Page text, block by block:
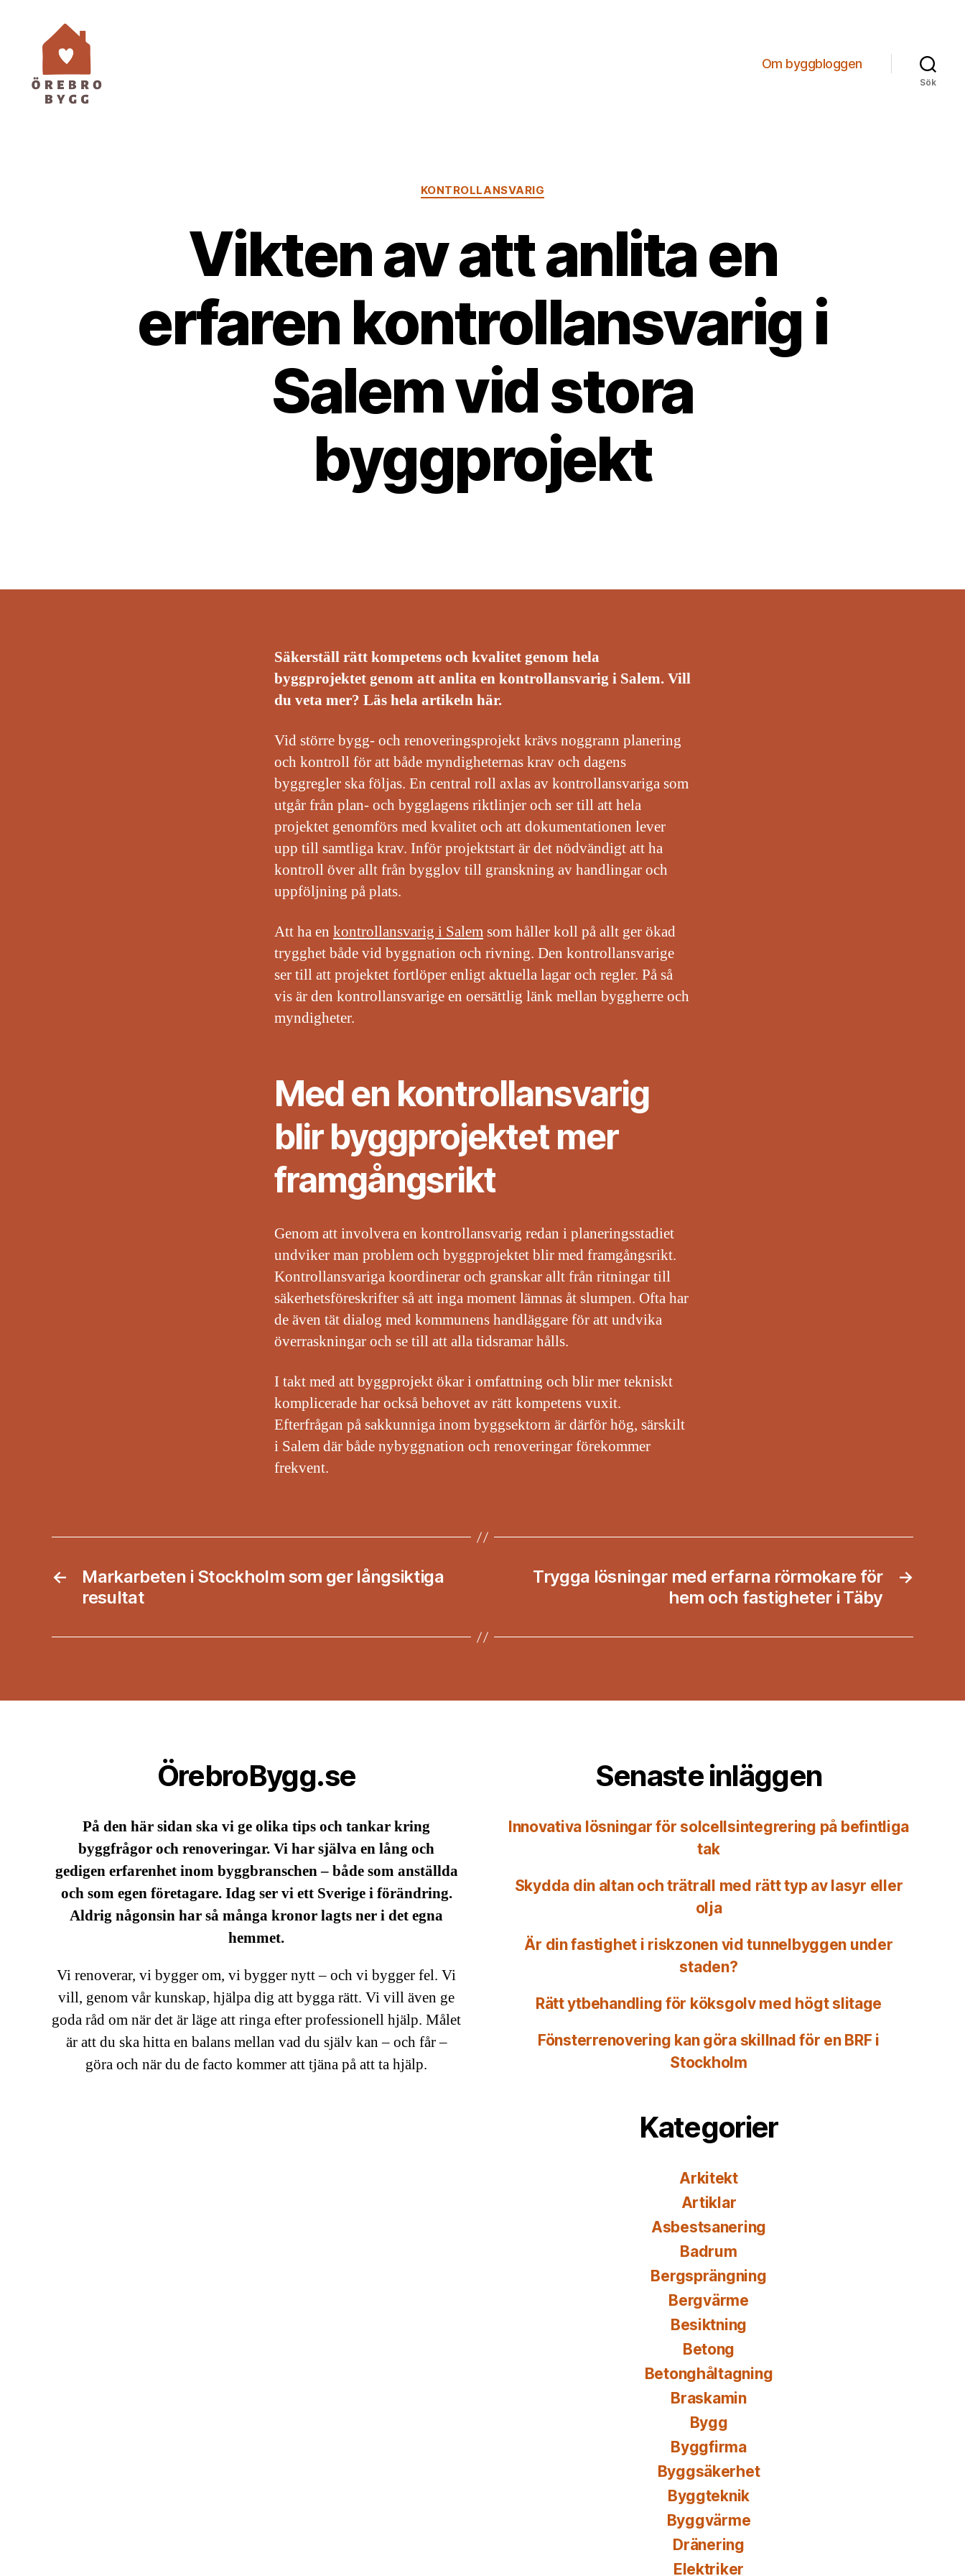
Om byggbloggen
Sök
Kategorier
KONTROLLANSVARIG
Vikten av att anlita en
erfaren kontrollansvarig i
Salem vid stora
byggprojekt
Säkerställ rätt kompetens och kvalitet genom hela
byggprojektet genom att anlita en kontrollansvarig i Salem. Vill
du veta mer? Läs hela artikeln här.
Vid större bygg- och renoveringsprojekt krävs noggrann planering
och kontroll för att både myndigheternas krav och dagens
byggregler ska följas. En central roll axlas av kontrollansvariga som
utgår från plan- och bygglagens riktlinjer och ser till att hela
projektet genomförs med kvalitet och att dokumentationen lever
upp till samtliga krav. Inför projektstart är det nödvändigt att ha
kontroll över allt från bygglov till granskning av handlingar och
uppföljning på plats.
Att ha en kontrollansvarig i Salemsom håller koll på allt ger ökad
trygghet både vid byggnation och rivning. Den kontrollansvarige
ser till att projektet fortlöper enligt aktuella lagar och regler. På så
vis är den kontrollansvarige en oersättlig länk mellan byggherre och
myndigheter.
Med en kontrollansvarig
blir byggprojektet mer
framgångsrikt
Genom att involvera en kontrollansvarig redan i planeringsstadiet
undviker man problem och byggprojektet blir med framgångsrikt.
Kontrollansvariga koordinerar och granskar allt från ritningar till
säkerhetsföreskrifter så att inga moment lämnas åt slumpen. Ofta har
de även tät dialog med kommunens handläggare för att undvika
överraskningar och se till att alla tidsramar hålls.
I takt med att byggprojekt ökar i omfattning och blir mer tekniskt
komplicerade har också behovet av rätt kompetens vuxit.
Efterfrågan på sakkunniga inom byggsektorn är därför hög, särskilt
i Salem där både nybyggnation och renoveringar förekommer
frekvent.
←
Markarbeten i Stockholm som ger långsiktiga
resultat
→
Trygga lösningar med erfarna rörmokare för
hem och fastigheter i Täby
ÖrebroBygg.se
På den här sidan ska vi ge olika tips och tankar kring
byggfrågor och renoveringar. Vi har själva en lång och
gedigen erfarenhet inom byggbranschen – både som anställda
och som egen företagare. Idag ser vi ett Sverige i förändring.
Aldrig någonsin har så många kronor lagts ner i det egna
hemmet.
Vi renoverar, vi bygger om, vi bygger nytt – och vi bygger fel. Vi
vill, genom vår kunskap, hjälpa dig att bygga rätt. Vi vill även ge
goda råd om när det är läge att ringa efter professionell hjälp. Målet
är att du ska hitta en balans mellan vad du själv kan – och får –
göra och när du de facto kommer att tjäna på att ta hjälp.
Senaste inläggen
Innovativa lösningar för solcellsintegrering på befintliga
tak
Skydda din altan och trätrall med rätt typ av lasyr eller
olja
Är din fastighet i riskzonen vid tunnelbyggen under
staden?
Rätt ytbehandling för köksgolv med högt slitage
Fönsterrenovering kan göra skillnad för en BRF i
Stockholm
Kategorier
Arkitekt
Artiklar
Asbestsanering
Badrum
Bergsprängning
Bergvärme
Besiktning
Betong
Betonghåltagning
Braskamin
Bygg
Byggfirma
Byggsäkerhet
Byggteknik
Byggvärme
Dränering
Elektriker